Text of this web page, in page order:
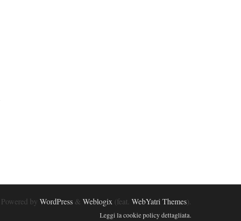
by WordPress & Weblogix (feat. WebYatri Themes).
Leggi la cookie policy dettagliata.